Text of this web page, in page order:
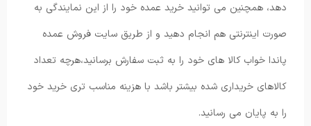
دهد، همچنین می توانید خرید عمده خود را از این نمایندگی به
صورت اینترنتی هم انجام دهید و از طریق سایت فروش عمده
پاندا خواب کالا های خود را به ثبت سفارش برسانید،هرچه تعداد
کالاهای خریداری شده بیشتر باشد با هزینه مناسب تری خرید خود
را به پایان می رسانید.